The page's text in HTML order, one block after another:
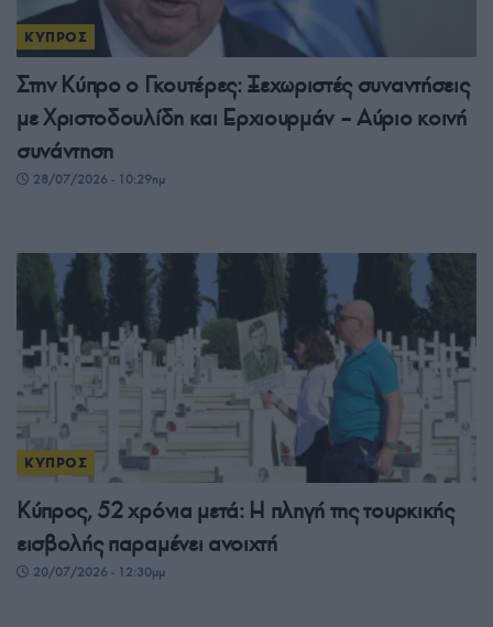
ΚΥΠΡΟΣ
Στην Κύπρο ο Γκουτέρες: Ξεχωριστές συναντήσεις
με Χριστοδουλίδη και Ερχιουρμάν – Αύριο κοινή
συνάντηση
28/07/2026 - 10:29πμ
ΚΥΠΡΟΣ
Κύπρος, 52 χρόνια μετά: Η πληγή της τουρκικής
εισβολής παραμένει ανοιχτή
20/07/2026 - 12:30μμ